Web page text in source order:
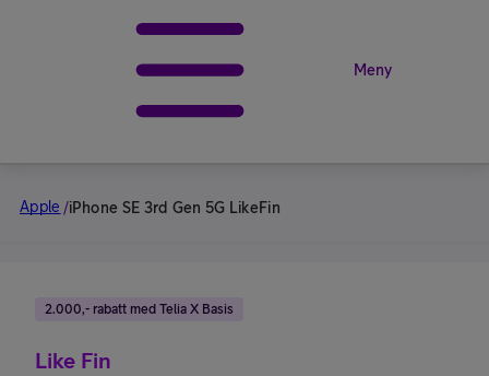
Meny
Apple /iPhone SE 3rd Gen 5G LikeFin
2.000,- rabatt med Telia X Basis
Like Fin